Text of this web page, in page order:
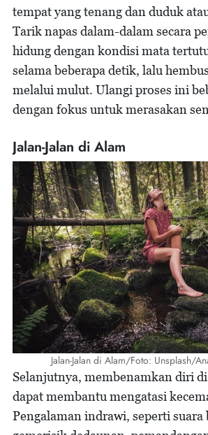
tempat yang tenang dan duduk
Tarik napas dalam-dalam secara
hidung dengan kondisi mata
selama beberapa detik, lalu
melalui mulut. Ulangi proses ini
dengan fokus untuk merasakan
Jalan-Jalan di Alam
Jalan-Jalan di Alam/Foto: Unsplash/
Selanjutnya, membenamkan diri
dapat membantu mengatasi
Pengalaman indrawi, seperti suara